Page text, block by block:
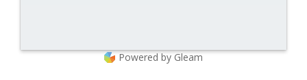
Powered by Gleam